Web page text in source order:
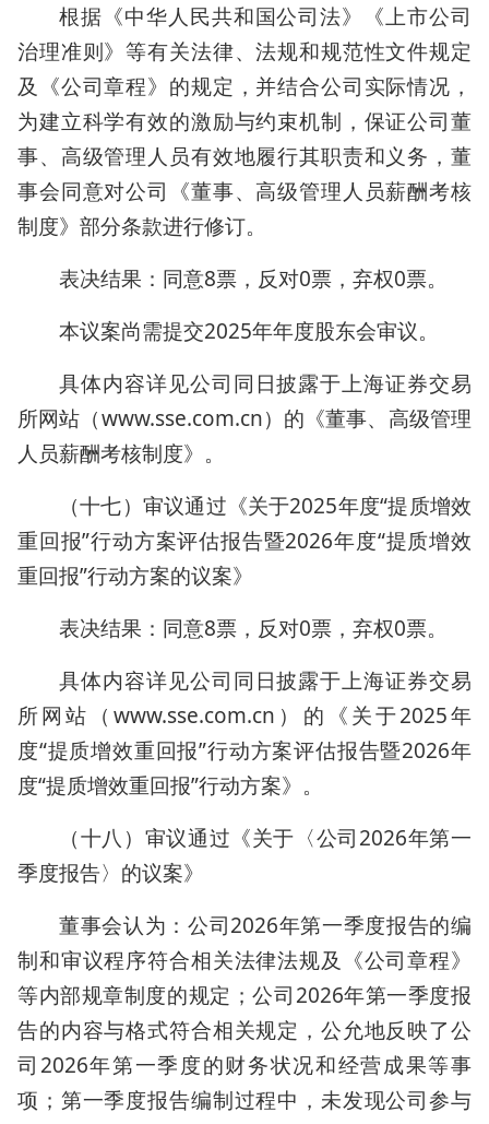
根据《中华人民共和国公司法》《上市公司
治理准则》等有关法律、法规和规范性文件规定
及《公司章程》的规定，并结合公司实际情况，
为建立科学有效的激励与约束机制，保证公司董
事、高级管理人员有效地履行其职责和义务，董
事会同意对公司《董事、高级管理人员薪酬考核
制度》部分条款进行修订。
表决结果：同意8票，反对0票，弃权0票。
本议案尚需提交2025年年度股东会审议。
具体内容详见公司同日披露于上海证券交易
所网站（www.sse.com.cn）的《董事、高级管理
人员薪酬考核制度》。
（十七）审议通过《关于2025年度“提质增效
重回报”行动方案评估报告暨2026年度“提质增效
重回报”行动方案的议案》
表决结果：同意8票，反对0票，弃权0票。
具体内容详见公司同日披露于上海证券交易
所网站（www.sse.com.cn）的《关于2025年
度“提质增效重回报”行动方案评估报告暨2026年
度“提质增效重回报”行动方案》。
（十八）审议通过《关于〈公司2026年第一
季度报告〉的议案》
董事会认为：公司2026年第一季度报告的编
制和审议程序符合相关法律法规及《公司章程》
等内部规章制度的规定；公司2026年第一季度报
告的内容与格式符合相关规定，公允地反映了公
司2026年第一季度的财务状况和经营成果等事
项；第一季度报告编制过程中，未发现公司参与